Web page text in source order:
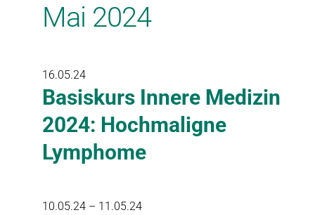
Veranstaltungen
Kontakt
Mai 2024
16.05.24
Basiskurs Innere Medizin
2024: Hochmaligne
Lymphome
10.05.24 – 11.05.24